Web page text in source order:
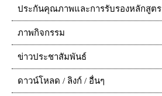
ประกันคุณภาพและการรับรองหลักสูตร
ภาพกิจกรรม
ข่าวประชาสัมพันธ์
ดาวน์โหลด / ลิงก์ / อื่นๆ